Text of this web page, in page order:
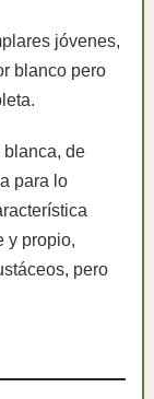
jóvenes,
blanco pero
de
para lo
y propio,
pero